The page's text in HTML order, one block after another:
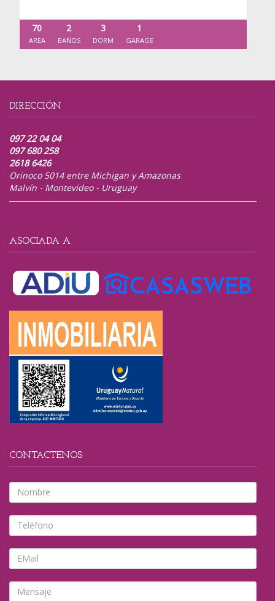
70
AREA
2
BAÑOS
3
DORM
1
GARAGE
DIRECCIÓN
097 22 04 04
097 680 258
2618 6426
Orinoco 5014 entre Michigan y Amazonas
Malvín - Montevideo - Uruguay
ASOCIADA A
CONTACTENOS